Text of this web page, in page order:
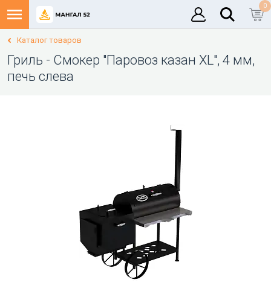
0
Каталог товаров
Гриль - Смокер "Паровоз казан XL", 4 мм,
печь слева